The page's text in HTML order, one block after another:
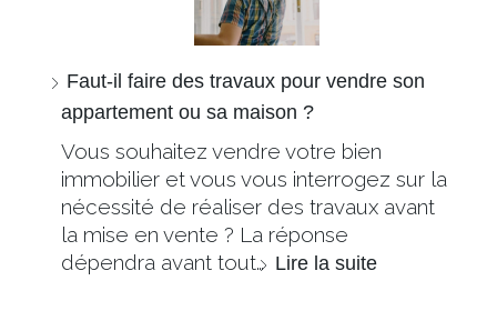
Faut-il faire des travaux pour vendre son
appartement ou sa maison ?
Vous souhaitez vendre votre bien
immobilier et vous vous interrogez sur la
nécessité de réaliser des travaux avant
la mise en vente ? La réponse
dépendra avant tout… Lire la suite